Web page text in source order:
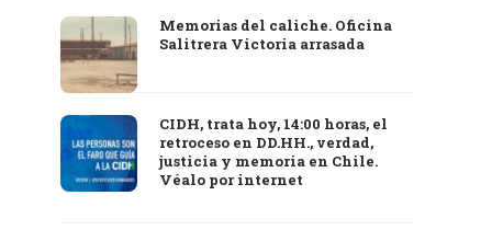
Memorias del caliche. Oficina
Salitrera Victoria arrasada
CIDH, trata hoy, 14:00 horas, el
retroceso en DD.HH., verdad,
justicia y memoria en Chile.
Véalo por internet